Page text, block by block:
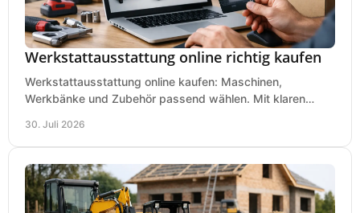
Werkstattausstattung online richtig kaufen
Werkstattausstattung online kaufen: Maschinen,
Werkbänke und Zubehör passend wählen. Mit klaren
30. Juli 2026